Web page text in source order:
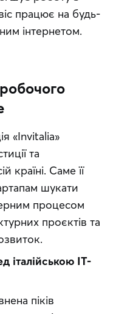
працює на будь-
інтернетом.
та
країні. Саме її
шукати
процесом
проєктів та
італійською ІТ-
піків